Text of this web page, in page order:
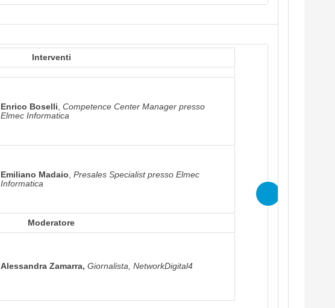
Interventi
Enrico Boselli Competence Center Manager presso
Elmec Informatica
Emiliano Madaio Presales Specialist presso Elmec
Informatica
Moderatore
Alessandra Zamarra, Giornalista, NetworkDigital4